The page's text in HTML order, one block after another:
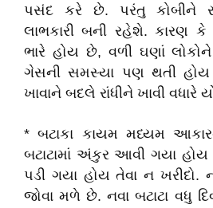
પસંદ કરે છે. પરંતુ કોબીને
લાભકારી બની રહેશે. કારણ કે
ભારે હોય છે, વળી ઘણાં લોકોને
ગેસની સમસ્યા પણ થતી હોય
ખાવાને બદલે રાંધીને ખાવી વધારે
* બટાકા કાયમ મધ્યમ
બટાટામાં અંકુર આવી ગયા હોય
પડી ગયા હોય તેવા ન ખરીદો.
જોવા મળે છે. નવા બટાટા વધુ